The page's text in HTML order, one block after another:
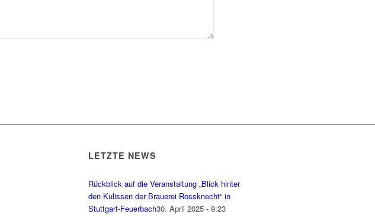
LETZTE NEWS
Rückblick auf die Veranstaltung „Blick hinter
den Kulissen der Brauerei Rossknecht“ in
Stuttgart-Feuerbach30. April 2025 - 9:23